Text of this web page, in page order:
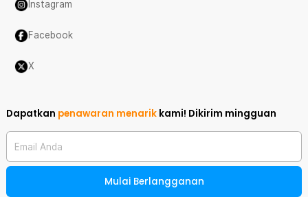
Instagram
Facebook
X
Dapatkan penawaran menarik kami! Dikirim mingguan
Email Anda
Mulai Berlangganan